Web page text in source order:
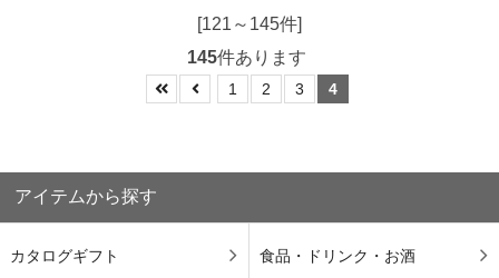
[121～145件]
145件あります
1 2 3 4
アイテムから探す
カタログギフト 食品・ドリンク・お酒